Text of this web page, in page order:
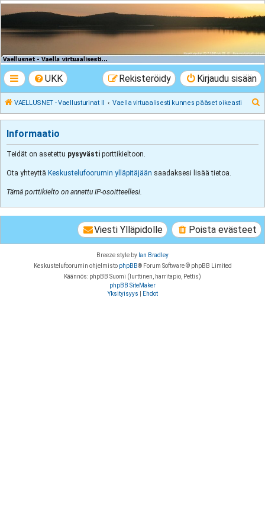
VAELLUSNET -
Vaellusturinat II
UKK Kirjaudu sisään
Rekisteröidy
VAELLUSNET - Vaellusturinat II Vaella virtuaalisesti kunnes pääset oikeasti
Informaatio
Teidät on asetettu pysyvästi porttikieltoon.
Ota yhteyttä Keskustelufoorumin ylläpitäjään saadaksesi lisää tietoa.
Tämä porttikielto on annettu IP-osoitteellesi.
Poista evästeet
Viesti Ylläpidolle
Breeze style by Ian Bradley
Keskustelufoorumin ohjelmisto phpBB® Forum Software © phpBB Limited
Käännös: phpBB Suomi (lurttinen, harritapio, Pettis)
phpBB SiteMaker
Yksityisyys
Ehdot